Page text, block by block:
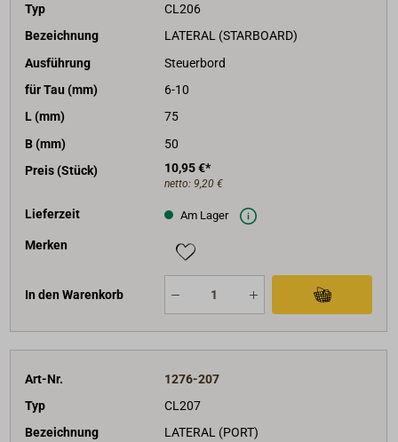
Typ
CL206
Bezeichnung
LATERAL (STARBOARD)
Ausführung
Steuerbord
für Tau (mm)
6-10
L (mm)
75
B (mm)
50
Preis (Stück)
10,95 €*
netto: 9,20 €
Lieferzeit Am Lager
Merken
In den Warenkorb
Art-Nr.
1276-207
Typ
CL207
Bezeichnung
LATERAL (PORT)